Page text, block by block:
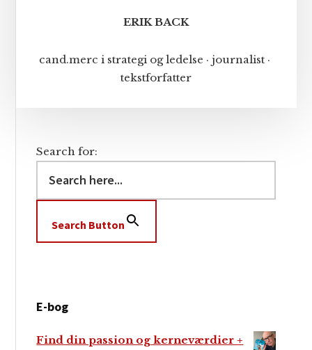
ERIK BACK
cand.merc i strategi og ledelse · journalist ·
tekstforfatter
Search for:
Search Button
E-bog
Find din passion og kerneværdier +